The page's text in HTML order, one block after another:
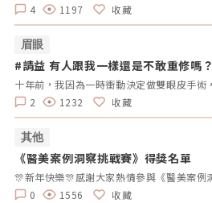
4
1197 收藏
眉眼
#請益 有人跟我一樣還是不敢重修嗎？
2
1232 收藏
其他
《醫美案例洞察挑戰賽》得獎名單
0
1556 收藏